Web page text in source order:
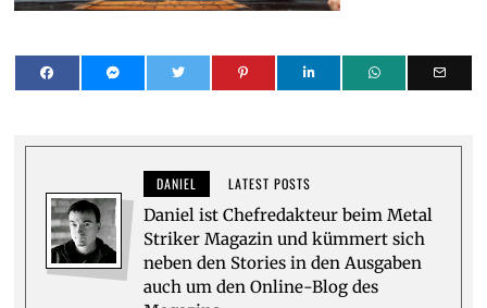
DANIEL LATEST POSTS
Daniel ist Chefredakteur beim Metal
Striker Magazin und kümmert sich
neben den Stories in den Ausgaben
auch um den Online-Blog des